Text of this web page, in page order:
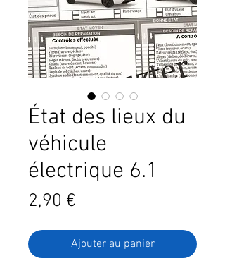
État des lieux du
véhicule
électrique 6.1
2,90 €
Ajouter au panier